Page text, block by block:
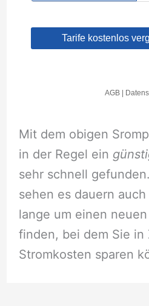
Mit dem obigen
in der Regel ein
sehr schnell
sehen es dauern
lange um einen
finden, bei dem Sie
Stromkosten sparen